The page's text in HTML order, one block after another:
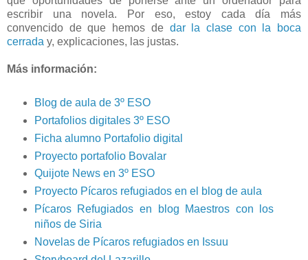
escribir una novela. Por eso, estoy cada día más
convencido de que hemos de dar la clase con la boca
cerrada y, explicaciones, las justas.
Más información:
Blog de aula de 3º ESO
Portafolios digitales 3º ESO
Ficha alumno Portafolio digital
Proyecto portafolio Bovalar
Quijote News en 3º ESO
Proyecto Pícaros refugiados en el blog de aula
Pícaros Refugiados en blog Maestros con los
niños de Siria
Novelas de Pícaros refugiados en Issuu